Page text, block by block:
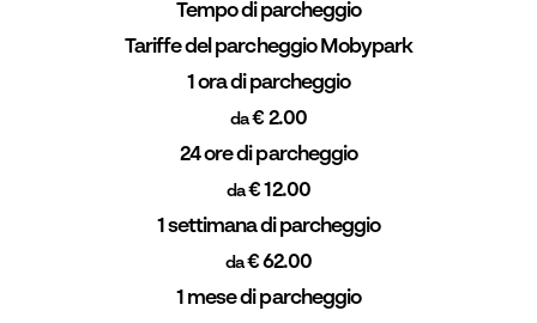
Tempo di parcheggio
Tariffe del parcheggio Mobypark
1 ora di parcheggio
da€ 2.00
24 ore di parcheggio
da€ 12.00
1 settimana di parcheggio
da€ 62.00
1 mese di parcheggio